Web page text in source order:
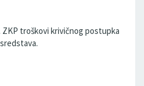
ZKP troškovi krivičnog postupka